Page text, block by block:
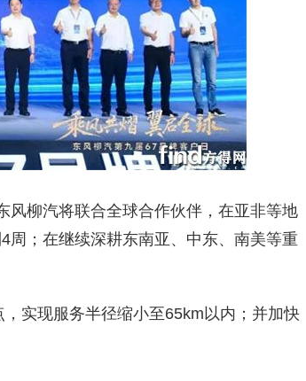
风柳汽将联合全球合作伙伴，在亚非等地
周；在继续深耕东南亚、中东、南美等重
实现服务半径缩小至65km以内；并加快